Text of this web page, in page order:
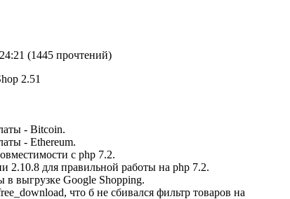
(1445 прочтений)
2.51
- Bitcoin.
- Ethereum.
с php 7.2.
2.10.8 для правильной работы на php 7.2.
в выгрузке Google Shopping.
что б не сбивался фильтр товаров на